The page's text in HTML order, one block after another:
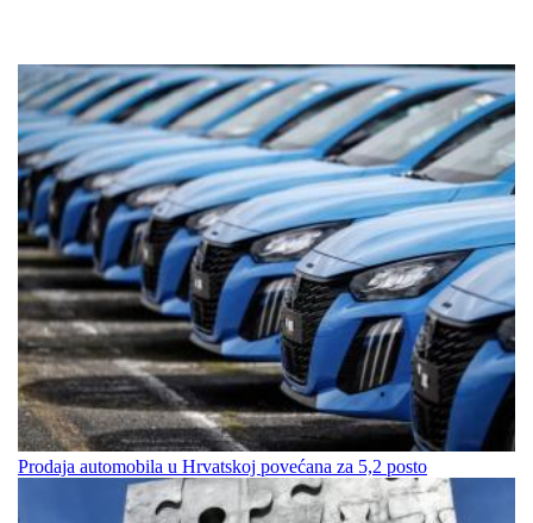
Prodaja automobila u Hrvatskoj povećana za 5,2 posto